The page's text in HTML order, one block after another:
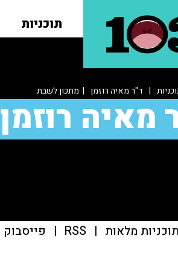
תוכניות
| ד"ר מאיה רוזמן | מתכון לשבת
מאיה רוזמן
תוכניות מלאות |
RSS
| פייסבוק